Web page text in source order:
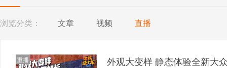
浏览分类： 文章 视频 直播
重播 外观大变样 静态体验全新大